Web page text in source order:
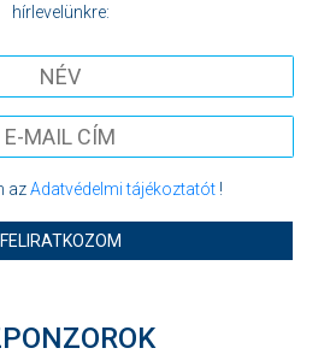
hírlevelünkre:
azAdatvédelmi tájékoztatót!
FELIRATKOZOM